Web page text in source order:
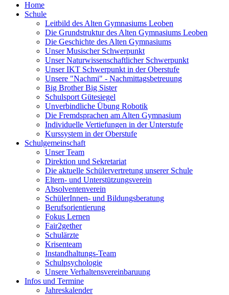
Home
Schule
Leitbild des Alten Gymnasiums Leoben
Die Grundstruktur des Alten Gymnasiums Leoben
Die Geschichte des Alten Gymnasiums
Unser Musischer Schwerpunkt
Unser Naturwissenschaftlicher Schwerpunkt
Unser IKT Schwerpunkt in der Oberstufe
Unsere "Nachmi" - Nachmittagsbetreuung
Big Brother Big Sister
Schulsport Gütesiegel
Unverbindliche Übung Robotik
Die Fremdsprachen am Alten Gymnasium
Individuelle Vertiefungen in der Unterstufe
Kurssystem in der Oberstufe
Schulgemeinschaft
Unser Team
Direktion und Sekretariat
Die aktuelle Schülervertretung unserer Schule
Eltern- und Unterstützungsverein
Absolventenverein
SchülerInnen- und Bildungsberatung
Berufsorientierung
Fokus Lernen
Fair2gether
Schulärzte
Krisenteam
Instandhaltungs-Team
Schulpsychologie
Unsere Verhaltensvereinbaruung
Infos und Termine
Jahreskalender